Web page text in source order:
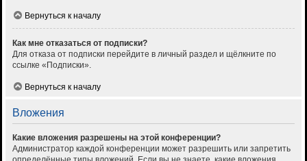
Вернуться к началу
Как мне отказаться от подписки?
Для отказа от подписки перейдите в личный раздел и щёлкните по
ссылке «Подписки».
Вернуться к началу
Вложения
Какие вложения разрешены на этой конференции?
Администратор каждой конференции может разрешить или запретить